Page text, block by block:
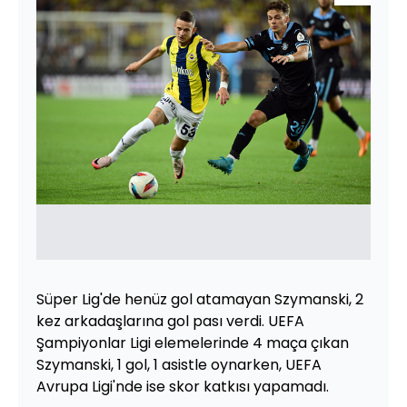
Süper Lig'de henüz gol atamayan Szymanski, 2
kez arkadaşlarına gol pası verdi. UEFA
Şampiyonlar Ligi elemelerinde 4 maça çıkan
Szymanski, 1 gol, 1 asistle oynarken, UEFA
Avrupa Ligi'nde ise skor katkısı yapamadı.